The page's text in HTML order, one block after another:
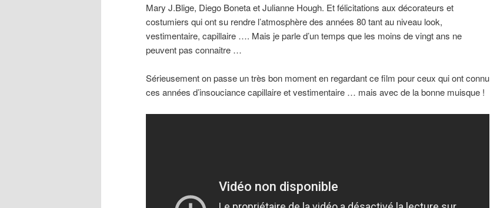
Mary J.Blige, Diego Boneta et Julianne Hough. Et félicitations aux décorateurs et
costumiers qui ont su rendre l’atmosphère des années 80 tant au niveau look,
vestimentaire, capillaire …. Mais je parle d’un temps que les moins de vingt ans ne
peuvent pas connaitre …
Sérieusement on passe un très bon moment en regardant ce film pour ceux qui ont connu
ces années d’insouciance capillaire et vestimentaire … mais avec de la bonne muisque !